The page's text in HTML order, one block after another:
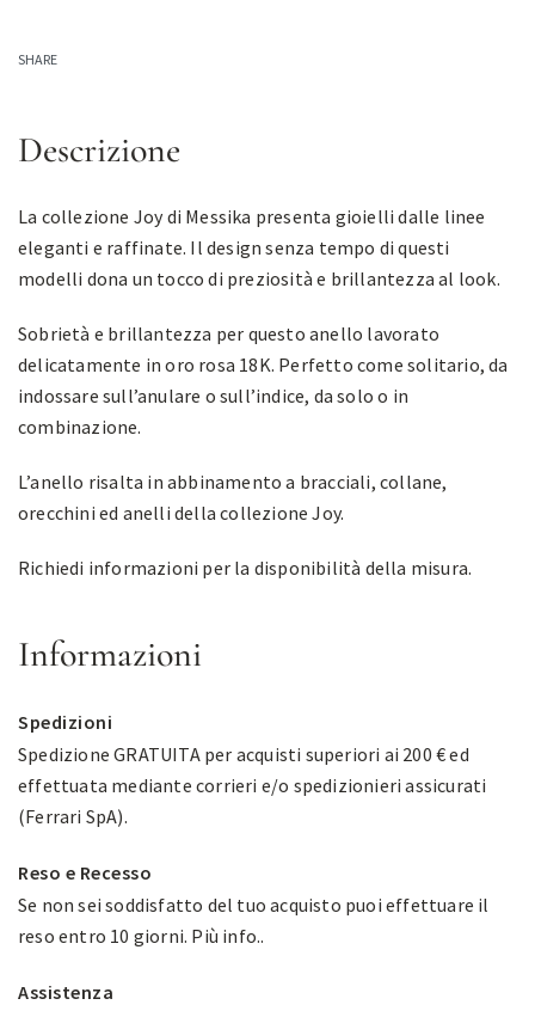
SHARE
Descrizione
La collezione Joy di Messika presenta gioielli dalle linee
eleganti e raffinate. Il design senza tempo di questi
modelli dona un tocco di preziosità e brillantezza al look.
Sobrietà e brillantezza per questo anello lavorato
delicatamente in oro rosa 18K. Perfetto come solitario, da
indossare sull’anulare o sull’indice, da solo o in
combinazione.
L’anello risalta in abbinamento a bracciali, collane,
orecchini ed anelli della collezione Joy.
Richiedi informazioni per la disponibilità della misura.
Informazioni
Spedizioni
Spedizione GRATUITA per acquisti superiori ai 200 € ed
effettuata mediante corrieri e/o spedizionieri assicurati
(Ferrari SpA).
Reso e Recesso
Se non sei soddisfatto del tuo acquisto puoi effettuare il
reso entro 10 giorni. Più info..
Assistenza